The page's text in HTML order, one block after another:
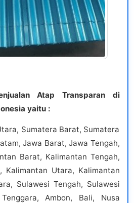
Atap Transparan di
yaitu :
Sumatera Barat, Sumatera
Jawa Barat, Jawa Tengah,
Barat, Kalimantan Tengah,
Kalimantan Utara, Kalimantan
Sulawesi Tengah, Sulawesi
Ambon, Bali, Nusa